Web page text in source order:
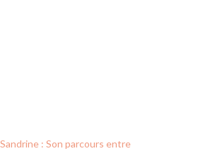
Sandrine : Son parcours entre